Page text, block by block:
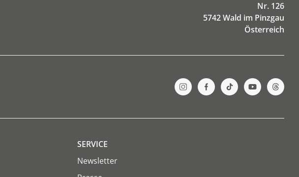
Nr. 126
5742 Wald im Pinzgau
Österreich
SERVICE
Newsletter